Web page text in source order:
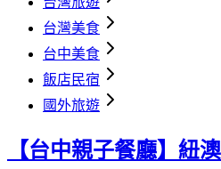
台灣美食
台中美食
飯店民宿
國外旅遊
【台中親子餐廳】紐